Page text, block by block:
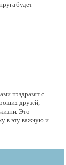
будет
поздравят с
друзей,
Это
в эту важную и